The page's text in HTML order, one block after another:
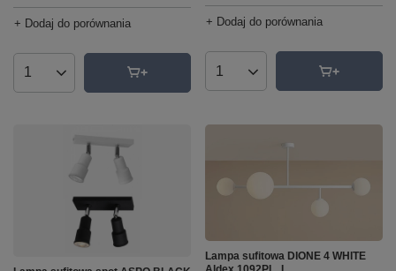
+ Dodaj do porównania
Ilość produktów
+ Dodaj do porównania
Ilość produktów
Lampa sufitowa DIONE 4 WHITE